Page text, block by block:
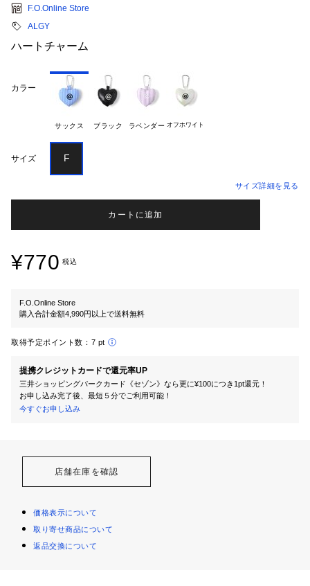
F.O.Online Store
ALGY
ハートチャーム
カラー
サックス ブラック ラベンダー オフホワイト
サイズ F
サイズ詳細を見る
カートに追加
¥770 税込
F.O.Online Store
購入合計金額4,990円以上で送料無料
取得予定ポイント数： 7 pt
提携クレジットカードで還元率UP
三井ショッピングパークカード《セゾン》なら更に¥100につき1pt還元！
お申し込み完了後、最短５分でご利用可能！
今すぐお申し込み
店舗在庫を確認
価格表示について
取り寄せ商品について
返品交換について